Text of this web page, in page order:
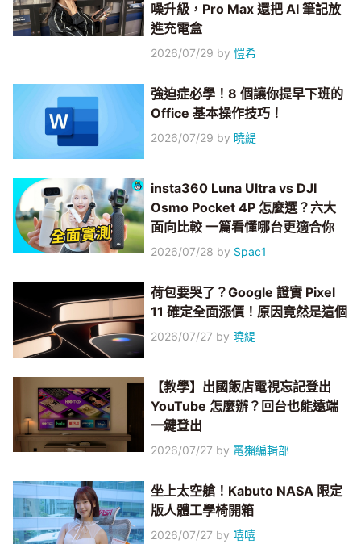
噪升級，Pro Max 還把 AI 筆記放
進充電盒
2026/07/29 by愷希
強迫症必學！8 個讓你提早下班的
Office 基本操作技巧！
2026/07/29 by 曉緹
insta360 Luna Ultra vs DJI
Osmo Pocket 4P 怎麼選？六大
面向比較 一篇看懂哪台更適合你
2026/07/28 by Spac1
荷包要哭了？Google 證實 Pixel
11 確定全面漲價！原因竟然是這個
2026/07/27 by 曉緹
【教學】出國飯店電視忘記登出
YouTube 怎麼辦？回台也能遠端
一鍵登出
2026/07/27 by 電獺編輯部
坐上太空艙！Kabuto NASA 限定
版人體工學椅開箱
2026/07/27 by 嘻嘻